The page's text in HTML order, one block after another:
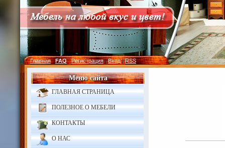
Главная|FAQ|Регистрация|Вход|RSS
Меню сайта
ГЛАВНАЯ СТРАНИЦА
ПОЛЕЗНОЕ О МЕБЕЛИ
КОНТАКТЫ
О НАС